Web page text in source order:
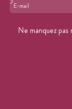
Format :
Ne manquez